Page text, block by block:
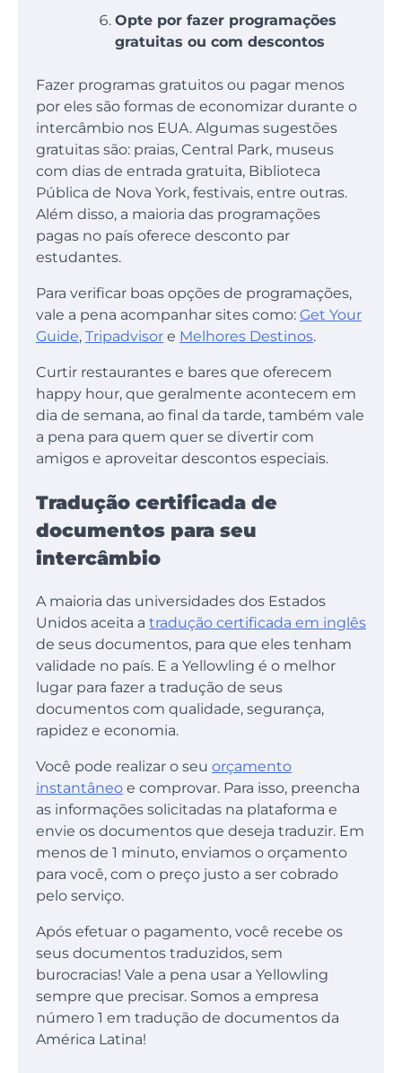
Opte por fazer programações
gratuitas ou com descontos
Fazer programas gratuitos ou pagar menos
por eles são formas de economizar durante o
intercâmbio nos EUA. Algumas sugestões
gratuitas são: praias, Central Park, museus
com dias de entrada gratuita, Biblioteca
Pública de Nova York, festivais, entre outras.
Além disso, a maioria das programações
pagas no país oferece desconto par
estudantes.
Para verificar boas opções de programações,
vale a pena acompanhar sites como: Get Your
Guide, Tripadvisor e Melhores Destinos.
Curtir restaurantes e bares que oferecem
happy hour, que geralmente acontecem em
dia de semana, ao final da tarde, também vale
a pena para quem quer se divertir com
amigos e aproveitar descontos especiais.
Tradução certificada de
documentos para seu
intercâmbio
A maioria das universidades dos Estados
Unidos aceita a tradução certificada em inglês
de seus documentos, para que eles tenham
validade no país. E a Yellowling é o melhor
lugar para fazer a tradução de seus
documentos com qualidade, segurança,
rapidez e economia.
Você pode realizar o seu orçamento
instantâneo e comprovar. Para isso, preencha
as informações solicitadas na plataforma e
envie os documentos que deseja traduzir. Em
menos de 1 minuto, enviamos o orçamento
para você, com o preço justo a ser cobrado
pelo serviço.
Após efetuar o pagamento, você recebe os
seus documentos traduzidos, sem
burocracias! Vale a pena usar a Yellowling
sempre que precisar. Somos a empresa
número 1 em tradução de documentos da
América Latina!